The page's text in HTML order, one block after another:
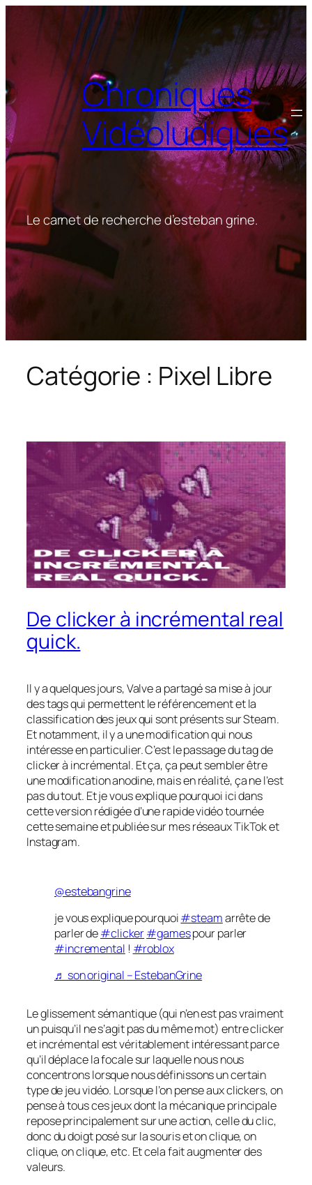
Chroniques
Vidéoludiques
Le carnet de recherche d’esteban grine.
Catégorie : Pixel Libre
De clicker à incrémental real
quick.
Il y a quelques jours, Valve a partagé sa mise à jour
des tags qui permettent le référencement et la
classification des jeux qui sont présents sur Steam.
Et notamment, il y a une modification qui nous
intéresse en particulier. C’est le passage du tag de
clicker à incrémental. Et ça, ça peut sembler être
une modification anodine, mais en réalité, ça ne l’est
pas du tout. Et je vous explique pourquoi ici dans
cette version rédigée d’une rapide vidéo tournée
cette semaine et publiée sur mes réseaux TikTok et
Instagram.
@estebangrine
je vous explique pourquoi#steamarrête de
parler de#clicker#gamespour parler
#incremental ! #roblox
♬ son original – EstebanGrine
Le glissement sémantique (qui n’en est pas vraiment
un puisqu’il ne s’agit pas du même mot) entre clicker
et incrémental est véritablement intéressant parce
qu’il déplace la focale sur laquelle nous nous
concentrons lorsque nous définissons un certain
type de jeu vidéo. Lorsque l’on pense aux clickers, on
pense à tous ces jeux dont la mécanique principale
repose principalement sur une action, celle du clic,
donc du doigt posé sur la souris et on clique, on
clique, on clique, etc. Et cela fait augmenter des
valeurs.